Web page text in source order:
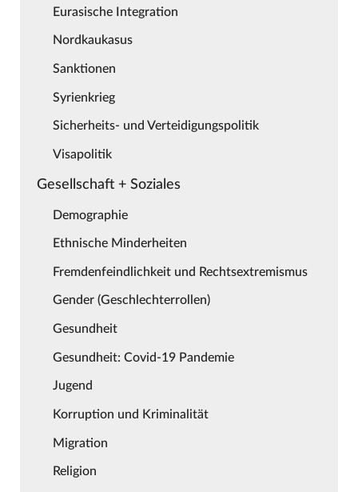
Eurasische Integration
Nordkaukasus
Sanktionen
Syrienkrieg
Sicherheits- und Verteidigungspolitik
Visapolitik
Gesellschaft + Soziales
Demographie
Ethnische Minderheiten
Fremdenfeindlichkeit und Rechtsextremismus
Gender (Geschlechterrollen)
Gesundheit
Gesundheit: Covid-19 Pandemie
Jugend
Korruption und Kriminalität
Migration
Religion